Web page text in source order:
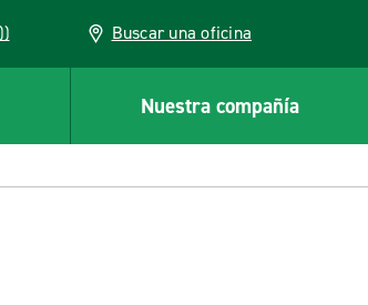
Buscar una oficina
Nuestra compañía